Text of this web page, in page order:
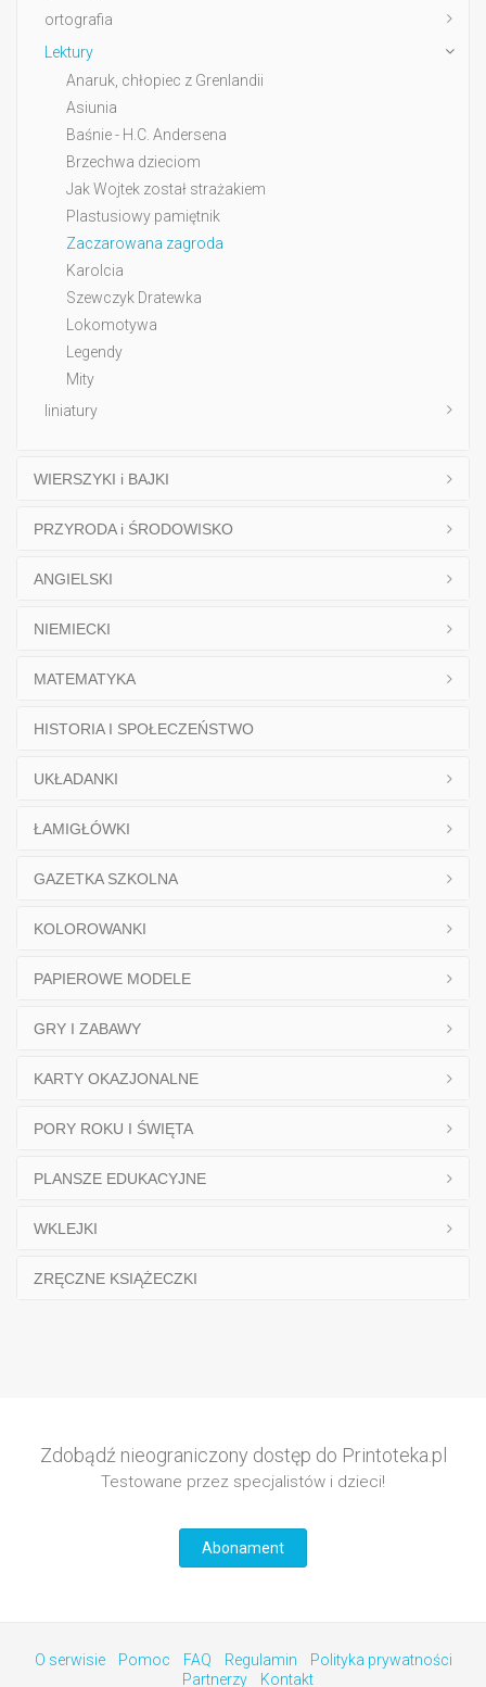
ortografia
Lektury
Anaruk, chłopiec z Grenlandii
Asiunia
Baśnie - H.C. Andersena
Brzechwa dzieciom
Jak Wojtek został strażakiem
Plastusiowy pamiętnik
Zaczarowana zagroda
Karolcia
Szewczyk Dratewka
Lokomotywa
Legendy
Mity
liniatury
WIERSZYKI i BAJKI
PRZYRODA i ŚRODOWISKO
ANGIELSKI
NIEMIECKI
MATEMATYKA
HISTORIA I SPOŁECZEŃSTWO
UKŁADANKI
ŁAMIGŁÓWKI
GAZETKA SZKOLNA
KOLOROWANKI
PAPIEROWE MODELE
GRY I ZABAWY
KARTY OKAZJONALNE
PORY ROKU I ŚWIĘTA
PLANSZE EDUKACYJNE
WKLEJKI
ZRĘCZNE KSIĄŻECZKI
Zdobądź nieograniczony dostęp do Printoteka.pl
Testowane przez specjalistów i dzieci!
Abonament
O serwisie Pomoc FAQ Regulamin
Polityka prywatności
Partnerzy
Kontakt